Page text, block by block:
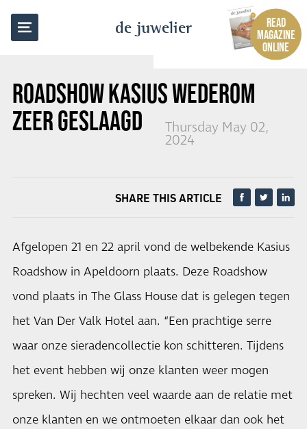
de juwelier
READ
MAGAZINE
ONLINE
ROADSHOW KASIUS WEDEROM
ZEER GESLAAGD
Thursday May 02,
2024
BACK TO OVERVIEW
SHARE THIS ARTICLE
Afgelopen 21 en 22 april vond de welbekende Kasius
Roadshow in Apeldoorn plaats. Deze Roadshow
vond plaats in The Glass House dat is gelegen tegen
het Van Der Valk Hotel aan. “Een prachtige serre
waar onze sieradencollectie kon schitteren. Tijdens
het event hebben wij onze klanten weer mogen
spreken. Wij hechten veel waarde aan de relatie met
onze klanten en we ontmoeten elkaar dan ook het